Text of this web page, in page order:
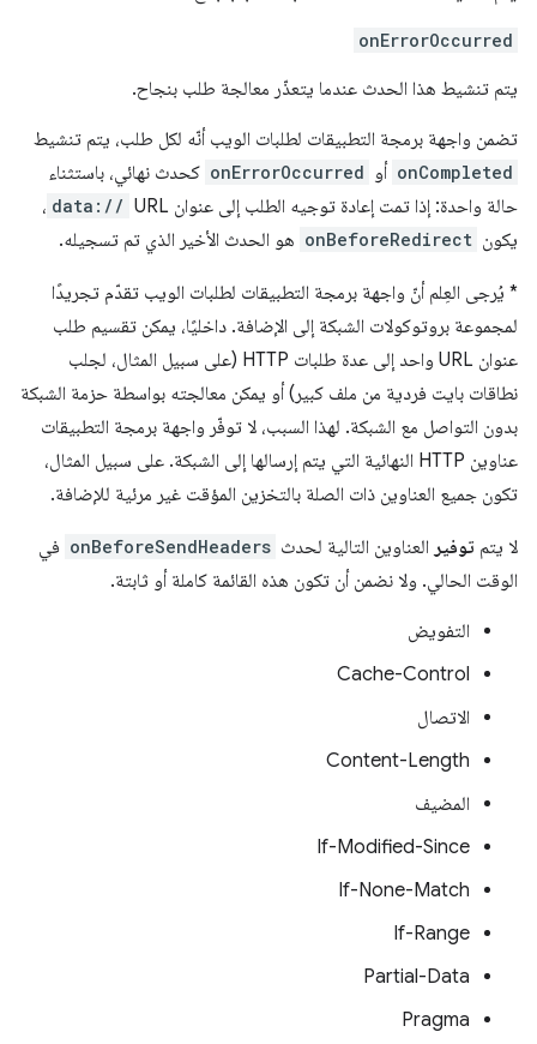
onErrorOccurred
يتم تنشيط هذا الحدث عندما يتعذّر معالجة طلب بنجاح.
تضمن واجهة برمجة التطبيقات لطلبات الويب أنّه لكل طلب، يتم تنشيط
onCompleted أو onErrorOccurred كحدث نهائي، باستثناء
حالة واحدة: إذا تمت إعادة توجيه الطلب إلى عنوان URL
data:// ،
يكون onBeforeRedirect هو الحدث الأخير الذي تم تسجيله.
* يُرجى العِلم أنّ واجهة برمجة التطبيقات لطلبات الويب تقدّم تجريدًا
لمجموعة بروتوكولات الشبكة إلى الإضافة. داخليًا، يمكن تقسيم طلب
عنوان URL واحد إلى عدة طلبات HTTP (على سبيل المثال، لجلب
نطاقات بايت فردية من ملف كبير) أو يمكن معالجته بواسطة حزمة الشبكة
بدون التواصل مع الشبكة. لهذا السبب، لا توفّر واجهة برمجة التطبيقات
عناوين HTTP النهائية التي يتم إرسالها إلى الشبكة. على سبيل المثال،
تكون جميع العناوين ذات الصلة بالتخزين المؤقت غير مرئية للإضافة.
لا يتم توفير العناوين التالية لحدث onBeforeSendHeaders في
الوقت الحالي. ولا نضمن أن تكون هذه القائمة كاملة أو ثابتة.
التفويض
Cache-Control
الاتصال
Content-Length
المضيف
If-Modified-Since
If-None-Match
If-Range
Partial-Data
Pragma